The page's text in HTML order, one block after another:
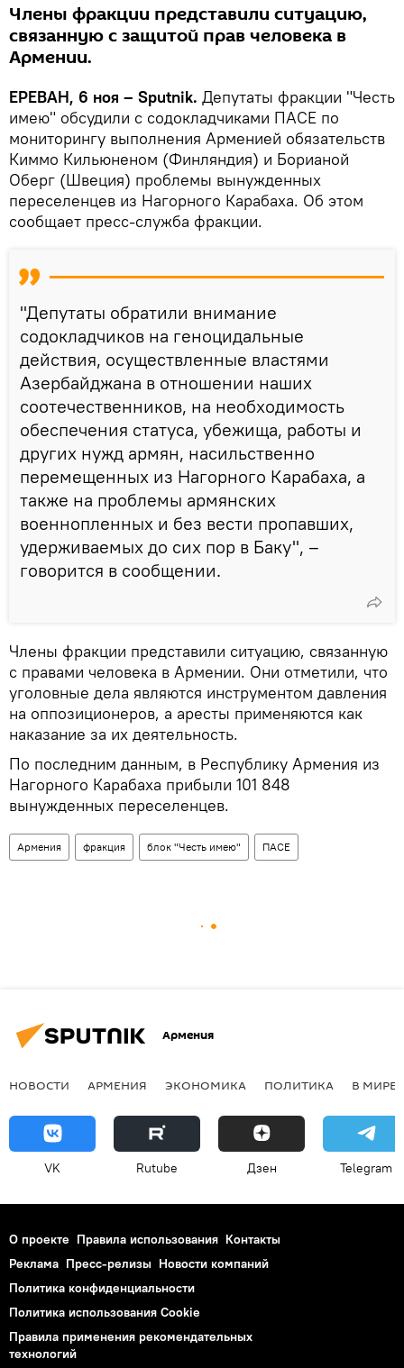
Члены фракции представили ситуацию,
связанную с защитой прав человека в
Армении.
ЕРЕВАН, 6 ноя – Sputnik. Депутаты фракции "Честь
имею" обсудили с содокладчиками ПАСЕ по
мониторингу выполнения Арменией обязательств
Киммо Кильюненом (Финляндия) и Борианой
Оберг (Швеция) проблемы вынужденных
переселенцев из Нагорного Карабаха. Об этом
сообщает пресс-служба фракции.
"Депутаты обратили внимание
содокладчиков на геноцидальные
действия, осуществленные властями
Азербайджана в отношении наших
соотечественников, на необходимость
обеспечения статуса, убежища, работы и
других нужд армян, насильственно
перемещенных из Нагорного Карабаха, а
также на проблемы армянских
военнопленных и без вести пропавших,
удерживаемых до сих пор в Баку", –
говорится в сообщении.
Члены фракции представили ситуацию, связанную
с правами человека в Армении. Они отметили, что
уголовные дела являются инструментом давления
на оппозиционеров, а аресты применяются как
наказание за их деятельность.
По последним данным, в Республику Армения из
Нагорного Карабаха прибыли 101 848
вынужденных переселенцев.
Армения фракция блок "Честь имею" ПАСЕ
Армения
НОВОСТИ АРМЕНИЯ ЭКОНОМИКА ПОЛИТИКА В МИРЕ
VK Rutube Дзен Telegram
О проекте Правила использования Контакты
Реклама Пресс-релизы Новости компаний
Политика конфиденциальности
Политика использования Cookie
Правила применения рекомендательных
технологий